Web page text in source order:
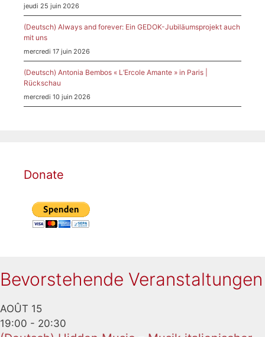
jeudi 25 juin 2026
(Deutsch) Always and forever: Ein GEDOK-Jubiläumsprojekt auch
mit uns
mercredi 17 juin 2026
(Deutsch) Antonia Bembos « L’Ercole Amante » in Paris |
Rückschau
mercredi 10 juin 2026
Donate
Bevorstehende Veranstaltungen
AOÛT 15
19:00 - 20:30